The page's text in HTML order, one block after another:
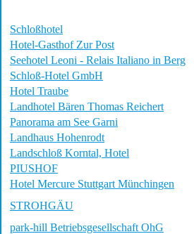
Schloßhotel
Hotel-Gasthof Zur Post
Seehotel Leoni - Relais Italiano in Berg
Schloß-Hotel GmbH
Hotel Traube
Landhotel Bären Thomas Reichert
Panorama am See Garni
Landhaus Hohenrodt
Landschloß Korntal, Hotel
PIUSHOF
Hotel Mercure Stuttgart Münchingen
STROHGÄU
park-hill Betriebsgesellschaft OhG